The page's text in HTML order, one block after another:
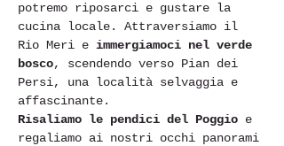
potremo riposarci e gustare la
cucina locale. Attraversiamo il
Rio Meri e immergiamoci nel verde
bosco, scendendo verso Pian dei
Persi, una località selvaggia e
affascinante.
Risaliamo le pendici del Poggio e
regaliamo ai nostri occhi panorami